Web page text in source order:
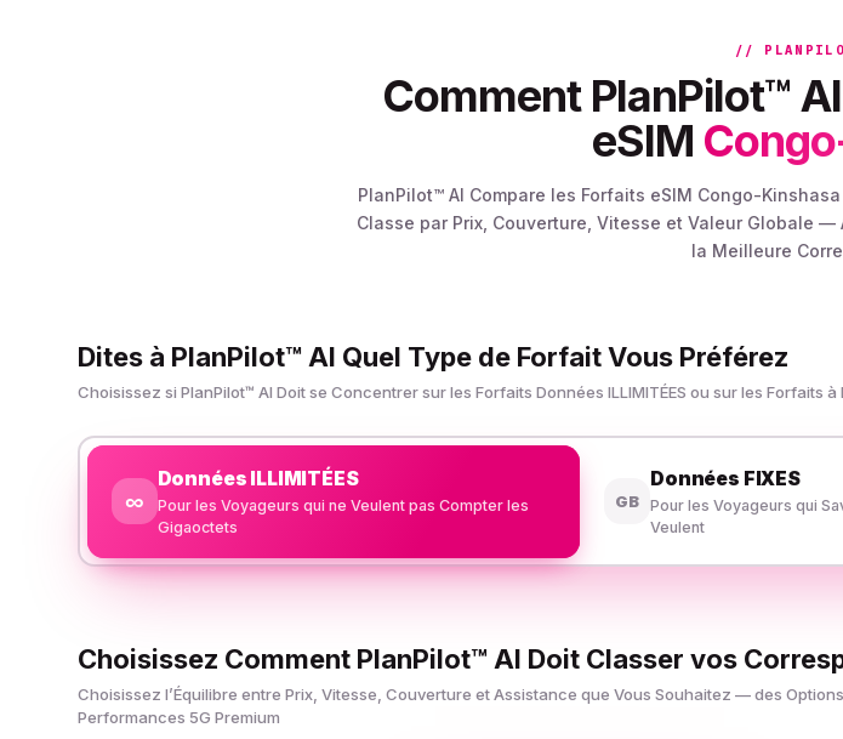
//
Comment PlanPilot™
eSIM
PlanPilot™ AI Compare les Forfaits eSIM Congo-
Classe par Prix, Couverture, Vitesse et Valeur Globale
la Meilleure
Dites à PlanPilot™ AI Quel Type de Forfait Vous Préférez
Choisissez si PlanPilot™ AI Doit se Concentrer sur les Forfaits Données ILLIMITÉES ou sur les Forfaits à
∞
Données ILLIMITÉES
Pour les Voyageurs qui ne Veulent pas Compter les
Gigaoctets
GB
Données FIXES
Pour les Voyageurs qui
Veulent
Choisissez Comment PlanPilot™ AI Doit Classer vos
Choisissez l’Équilibre entre Prix, Vitesse, Couverture et Assistance que Vous Souhaitez — des
Performances 5G Premium